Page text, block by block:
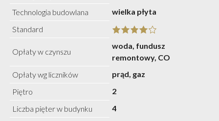
Technologia budowlana
wielka płyta
Standard
Opłaty w czynszu
woda, fundusz
remontowy, CO
Opłaty wg liczników
prąd, gaz
Piętro
2
Liczba pięter w budynku
4